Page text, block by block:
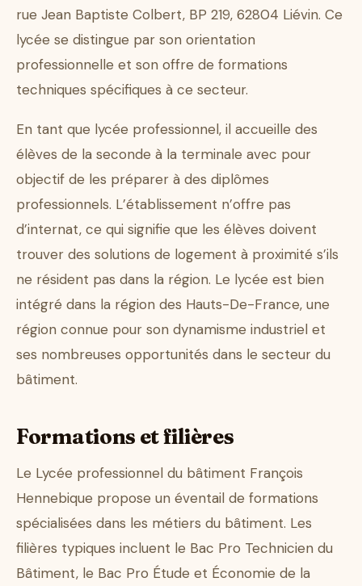
rue Jean Baptiste Colbert, BP 219, 62804 Liévin. Ce
lycée se distingue par son orientation
professionnelle et son offre de formations
techniques spécifiques à ce secteur.
En tant que lycée professionnel, il accueille des
élèves de la seconde à la terminale avec pour
objectif de les préparer à des diplômes
professionnels. L’établissement n’offre pas
d’internat, ce qui signifie que les élèves doivent
trouver des solutions de logement à proximité s’ils
ne résident pas dans la région. Le lycée est bien
intégré dans la région des Hauts-De-France, une
région connue pour son dynamisme industriel et
ses nombreuses opportunités dans le secteur du
bâtiment.
Formations et filières
Le Lycée professionnel du bâtiment François
Hennebique propose un éventail de formations
spécialisées dans les métiers du bâtiment. Les
filières typiques incluent le Bac Pro Technicien du
Bâtiment, le Bac Pro Étude et Économie de la